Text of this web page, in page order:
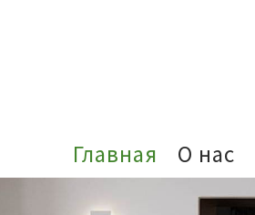
Главная О нас